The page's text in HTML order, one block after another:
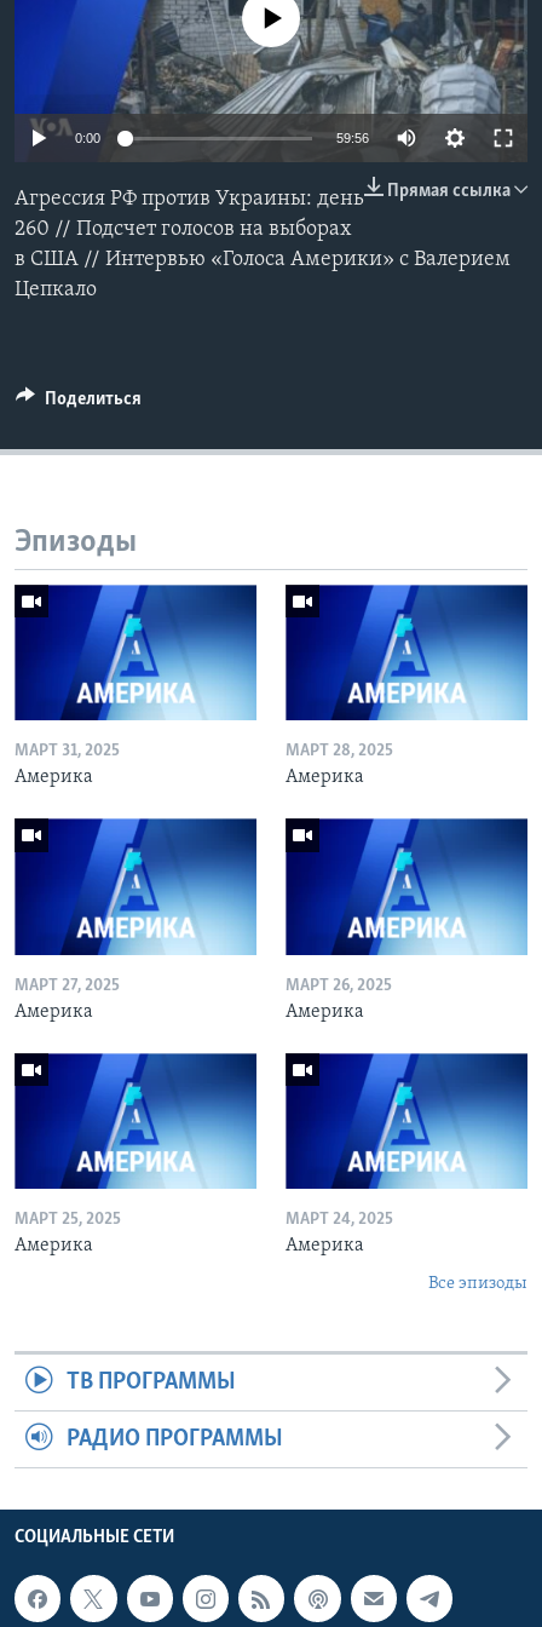
Learning English
СОЦИАЛЬНЫЕ СЕТИ
Языки
No media source currently available
0:00 59:56
Прямая ссылка
Агрессия РФ против Украины: день
260 // Подсчет голосов на выборах
в США // Интервью «Голоса Америки» с Валерием
Цепкало
Поделиться
Эпизоды
МАРТ 31, 2025
Америка
МАРТ 28, 2025
Америка
МАРТ 27, 2025
Америка
МАРТ 26, 2025
Америка
МАРТ 25, 2025
Америка
МАРТ 24, 2025
Америка
Все эпизоды
ТВ ПРОГРАММЫ
РАДИО ПРОГРАММЫ
СОЦИАЛЬНЫЕ СЕТИ